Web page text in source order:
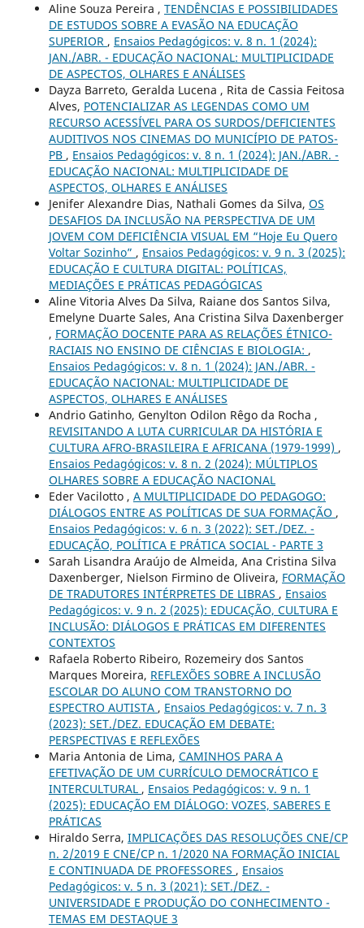
Aline Souza Pereira , TENDÊNCIAS E POSSIBILIDADES
DE ESTUDOS SOBRE A EVASÃO NA EDUCAÇÃO
SUPERIOR , Ensaios Pedagógicos: v. 8 n. 1 (2024):
JAN./ABR. - EDUCAÇÃO NACIONAL: MULTIPLICIDADE
DE ASPECTOS, OLHARES E ANÁLISES
Dayza Barreto, Geralda Lucena , Rita de Cassia Feitosa
Alves, POTENCIALIZAR AS LEGENDAS COMO UM
RECURSO ACESSÍVEL PARA OS SURDOS/DEFICIENTES
AUDITIVOS NOS CINEMAS DO MUNICÍPIO DE PATOS-
PB , Ensaios Pedagógicos: v. 8 n. 1 (2024): JAN./ABR. -
EDUCAÇÃO NACIONAL: MULTIPLICIDADE DE
ASPECTOS, OLHARES E ANÁLISES
Jenifer Alexandre Dias, Nathali Gomes da Silva, OS
DESAFIOS DA INCLUSÃO NA PERSPECTIVA DE UM
JOVEM COM DEFICIÊNCIA VISUAL EM “Hoje Eu Quero
Voltar Sozinho” , Ensaios Pedagógicos: v. 9 n. 3 (2025):
EDUCAÇÃO E CULTURA DIGITAL: POLÍTICAS,
MEDIAÇÕES E PRÁTICAS PEDAGÓGICAS
Aline Vitoria Alves Da Silva, Raiane dos Santos Silva,
Emelyne Duarte Sales, Ana Cristina Silva Daxenberger
, FORMAÇÃO DOCENTE PARA AS RELAÇÕES ÉTNICO-
RACIAIS NO ENSINO DE CIÊNCIAS E BIOLOGIA: ,
Ensaios Pedagógicos: v. 8 n. 1 (2024): JAN./ABR. -
EDUCAÇÃO NACIONAL: MULTIPLICIDADE DE
ASPECTOS, OLHARES E ANÁLISES
Andrio Gatinho, Genylton Odilon Rêgo da Rocha ,
REVISITANDO A LUTA CURRICULAR DA HISTÓRIA E
CULTURA AFRO-BRASILEIRA E AFRICANA (1979-1999) ,
Ensaios Pedagógicos: v. 8 n. 2 (2024): MÚLTIPLOS
OLHARES SOBRE A EDUCAÇÃO NACIONAL
Eder Vacilotto , A MULTIPLICIDADE DO PEDAGOGO:
DIÁLOGOS ENTRE AS POLÍTICAS DE SUA FORMAÇÃO ,
Ensaios Pedagógicos: v. 6 n. 3 (2022): SET./DEZ. -
EDUCAÇÃO, POLÍTICA E PRÁTICA SOCIAL - PARTE 3
Sarah Lisandra Araújo de Almeida, Ana Cristina Silva
Daxenberger, Nielson Firmino de Oliveira, FORMAÇÃO
DE TRADUTORES INTÉRPRETES DE LIBRAS , Ensaios
Pedagógicos: v. 9 n. 2 (2025): EDUCAÇÃO, CULTURA E
INCLUSÃO: DIÁLOGOS E PRÁTICAS EM DIFERENTES
CONTEXTOS
Rafaela Roberto Ribeiro, Rozemeiry dos Santos
Marques Moreira, REFLEXÕES SOBRE A INCLUSÃO
ESCOLAR DO ALUNO COM TRANSTORNO DO
ESPECTRO AUTISTA , Ensaios Pedagógicos: v. 7 n. 3
(2023): SET./DEZ. EDUCAÇÃO EM DEBATE:
PERSPECTIVAS E REFLEXÕES
Maria Antonia de Lima, CAMINHOS PARA A
EFETIVAÇÃO DE UM CURRÍCULO DEMOCRÁTICO E
INTERCULTURAL , Ensaios Pedagógicos: v. 9 n. 1
(2025): EDUCAÇÃO EM DIÁLOGO: VOZES, SABERES E
PRÁTICAS
Hiraldo Serra, IMPLICAÇÕES DAS RESOLUÇÕES CNE/CP
n. 2/2019 E CNE/CP n. 1/2020 NA FORMAÇÃO INICIAL
E CONTINUADA DE PROFESSORES , Ensaios
Pedagógicos: v. 5 n. 3 (2021): SET./DEZ. -
UNIVERSIDADE E PRODUÇÃO DO CONHECIMENTO -
TEMAS EM DESTAQUE 3